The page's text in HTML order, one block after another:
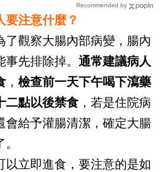
Recommended by
要注意什麼？
了觀察大腸內部病變，腸內
先排除掉。 通常建議病人
， 檢查前一天下午喝下瀉藥
二點以後禁食 ，若是住院病
會給予灌腸清潔，確定大腸
以立即進食，要注意的是如